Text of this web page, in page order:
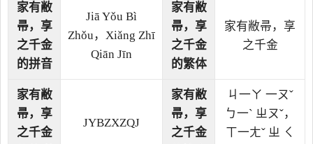
家有敝
帚，享
之千金
的拼音
Jiā Yǒu Bì
Zhǒu，Xiǎng Zhī
Qiān Jīn
家有敝
帚，享
之千金
的繁体
家有敝帚，享
之千金
家有敝
帚，享
之千金
JYBZXZQJ
家有敝
帚，享
之千金
ㄐ一ㄚ 一ㄡˇ
ㄅ一ˋ ㄓㄡˇ，
ㄒ一ㄤˇ ㄓ ㄑ